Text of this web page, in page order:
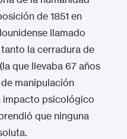
de 1851 en
llamado
la cerradura de
que llevaba 67 años
manipulación
impacto psicológico
que ninguna